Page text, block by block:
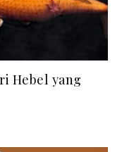
Hebel yang